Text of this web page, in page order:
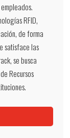
RFID,
de forma
satisface las
se busca
Recursos